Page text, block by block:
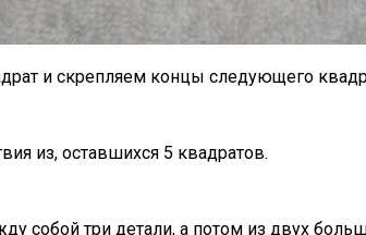
и скрепляем концы следующего
из, оставшихся 5 квадратов.
собой три детали, а потом из двух